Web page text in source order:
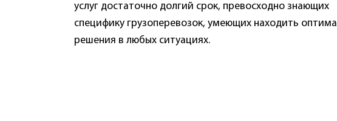
услуг достаточно долгий срок, превосходно знающих
специфику грузоперевозок, умеющих находить
решения в любых ситуациях.